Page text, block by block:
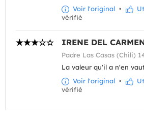
Voir l'original •
vérifié
IRENE DEL
Padre Las Casas (Chili)
La valeur qu'il a n'en
Voir l'original •
vérifié